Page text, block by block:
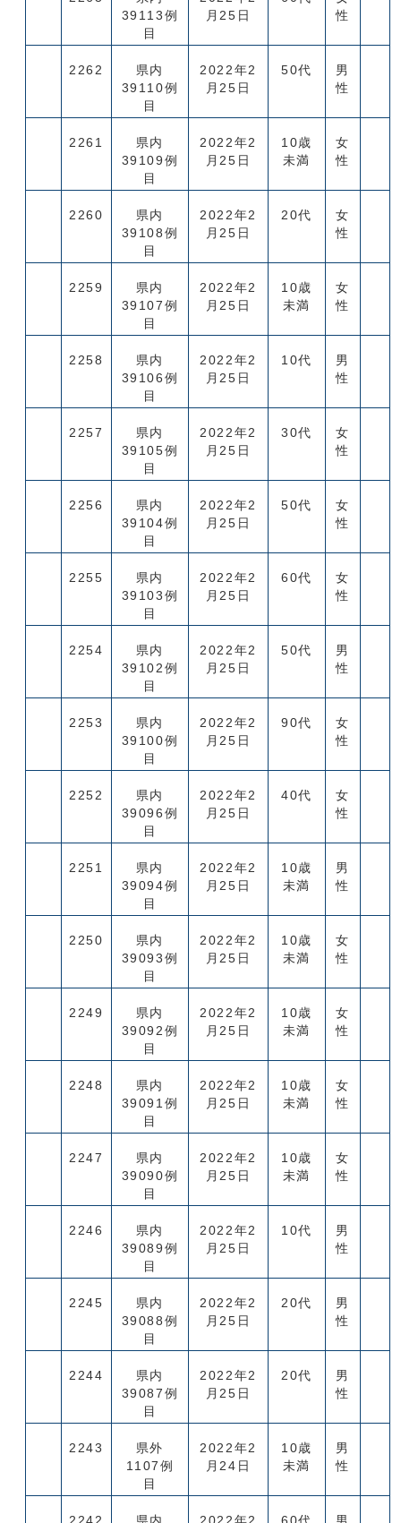
39113例
目
月25日
性
2262
県内
39110例
目
2022年2
月25日
50代
男
性
2261
県内
39109例
目
2022年2
月25日
10歳
未満
女
性
2260
県内
39108例
目
2022年2
月25日
20代
女
性
2259
県内
39107例
目
2022年2
月25日
10歳
未満
女
性
2258
県内
39106例
目
2022年2
月25日
10代
男
性
2257
県内
39105例
目
2022年2
月25日
30代
女
性
2256
県内
39104例
目
2022年2
月25日
50代
女
性
2255
県内
39103例
目
2022年2
月25日
60代
女
性
2254
県内
39102例
目
2022年2
月25日
50代
男
性
2253
県内
39100例
目
2022年2
月25日
90代
女
性
2252
県内
39096例
目
2022年2
月25日
40代
女
性
2251
県内
39094例
目
2022年2
月25日
10歳
未満
男
性
2250
県内
39093例
目
2022年2
月25日
10歳
未満
女
性
2249
県内
39092例
目
2022年2
月25日
10歳
未満
女
性
2248
県内
39091例
目
2022年2
月25日
10歳
未満
女
性
2247
県内
39090例
目
2022年2
月25日
10歳
未満
女
性
2246
県内
39089例
目
2022年2
月25日
10代
男
性
2245
県内
39088例
目
2022年2
月25日
20代
男
性
2244
県内
39087例
目
2022年2
月25日
20代
男
性
2243
県外
1107例
目
2022年2
月24日
10歳
未満
男
性